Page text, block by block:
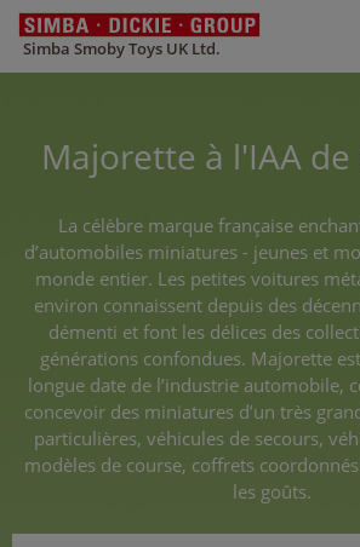
Simba Smoby Toys UK Ltd.
Majorette à l'IAA
La célèbre marque française
d’automobiles miniatures - jeunes et
monde entier. Les petites voitures
environ connaissent depuis des
démenti et font les délices des
générations confondues. Majorette
longue date de l’industrie automobile,
concevoir des miniatures d’un très
particulières, véhicules de secours,
modèles de course, coffrets
les goûts.